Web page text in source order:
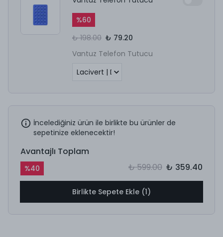
%60
₺ 198.00 ₺ 79.20
Vantuz Telefon Tutucu
İncelediğiniz ürün ile birlikte bu ürünler de
sepetinize eklenecektir!
Avantajlı Toplam
%40 ₺ 599.00 ₺ 359.40
Birlikte Sepete Ekle (1)